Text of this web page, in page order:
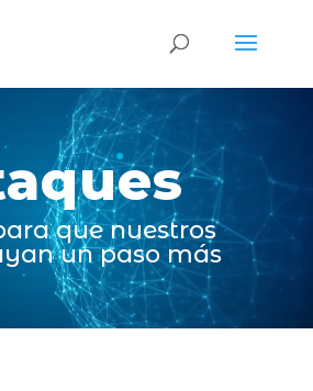
que nuestros
un paso más